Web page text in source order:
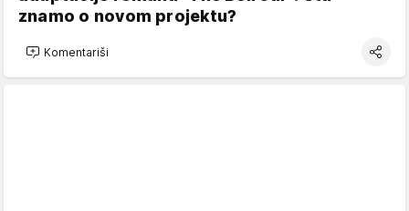
znamo o novom projektu?
Komentariši